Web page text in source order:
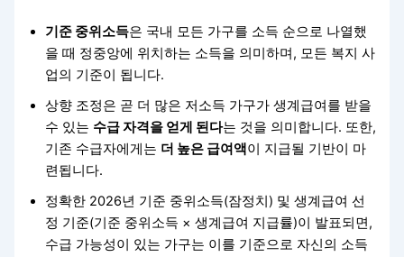
기준 중위소득은 국내 모든 가구를 소득 순으로 나열했
을 때 정중앙에 위치하는 소득을 의미하며, 모든 복지 사
업의 기준이 됩니다.
상향 조정은 곧 더 많은 저소득 가구가 생계급여를 받을
수 있는 수급 자격을 얻게 된다는 것을 의미합니다. 또한,
기존 수급자에게는 더 높은 급여액이 지급될 기반이 마
련됩니다.
정확한 2026년 기준 중위소득(잠정치) 및 생계급여 선
정 기준(기준 중위소득 × 생계급여 지급률)이 발표되면,
수급 가능성이 있는 가구는 이를 기준으로 자신의 소득